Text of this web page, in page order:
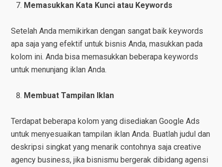
Memasukkan Kata Kunci atau Keywords
Setelah Anda memikirkan dengan sangat baik keywords
apa saja yang efektif untuk bisnis Anda, masukkan pada
kolom ini. Anda bisa memasukkan beberapa keywords
untuk menunjang iklan Anda.
Membuat Tampilan Iklan
Terdapat beberapa kolom yang disediakan Google Ads
untuk menyesuaikan tampilan iklan Anda. Buatlah judul dan
deskripsi singkat yang menarik contohnya saja creative
agency business, jika bisnismu bergerak dibidang agensi